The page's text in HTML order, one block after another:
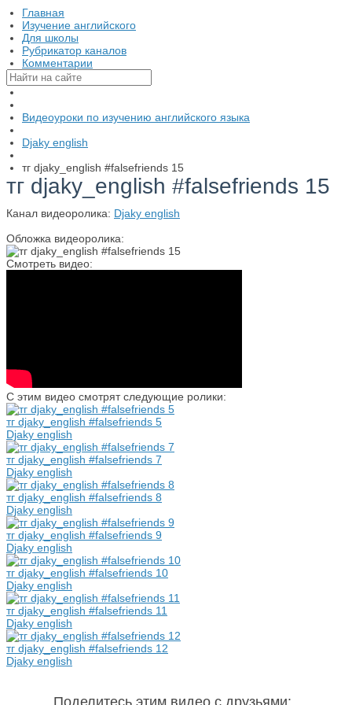
Главная
Изучение английского
Для школы
Рубрикатор каналов
Комментарии
Видеоуроки по изучению английского языка
Djaky english
тг djaky_english #falsefriends 15
тг djaky_english #falsefriends 15
Канал видеоролика: Djaky english
Обложка видеоролика:
Смотреть видео:
С этим видео смотрят следующие ролики:
тг djaky_english #falsefriends 5
Djaky english
тг djaky_english #falsefriends 7
Djaky english
тг djaky_english #falsefriends 8
Djaky english
тг djaky_english #falsefriends 9
Djaky english
тг djaky_english #falsefriends 10
Djaky english
тг djaky_english #falsefriends 11
Djaky english
тг djaky_english #falsefriends 12
Djaky english
Поделитесь этим видео с друзьями: